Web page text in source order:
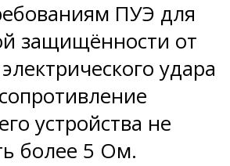
ПУЭ для
защищённости от
удара
устройства не
более 5 Ом.